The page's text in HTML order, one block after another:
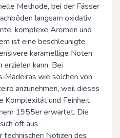
Methode, bei der Fässer
langsam oxidativ
komplexe Aromen und
ist eine beschleunigte
karamellige Noten
erzielen kann. Bei
wie solchen von
anzunehmen, weil dieses
Komplexität und Feinheit
1955er erwartet. Die
oft aus
Notizen des